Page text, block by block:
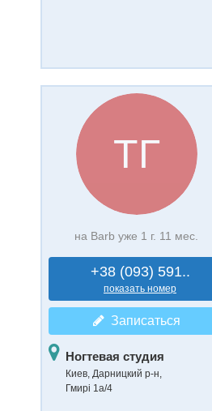
ТГ
на Barb уже 1 г. 11 мес.
+38 (093) 591..
показать номер
Записаться
Ногтевая студия
Киев, Дарницкий р-н,
Гмирі 1а/4